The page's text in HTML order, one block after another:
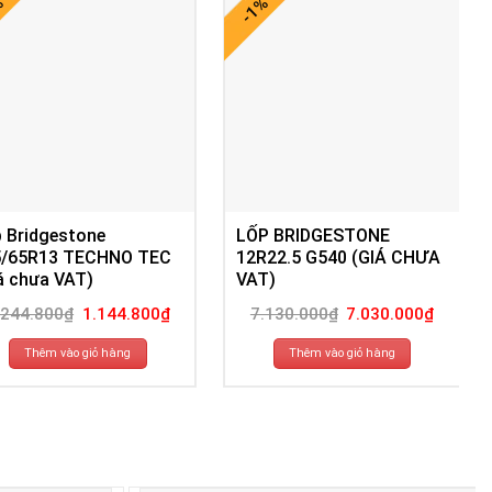
Bridgestone
65R13 TECHNO TEC
chưa VAT)
₫ Giá
gốc
là:
1.244.800₫.
1.144.800₫Giá
hiện
Thêm vào giỏ hàng
-1%
LỐP BRIDGESTONE
12R22.5 G540 (GIÁ CHƯA
VAT)
7.130.000₫ Giá
gốc
là:
7.130.000₫.
7.030.000₫Giá
Thêm vào giỏ hàng